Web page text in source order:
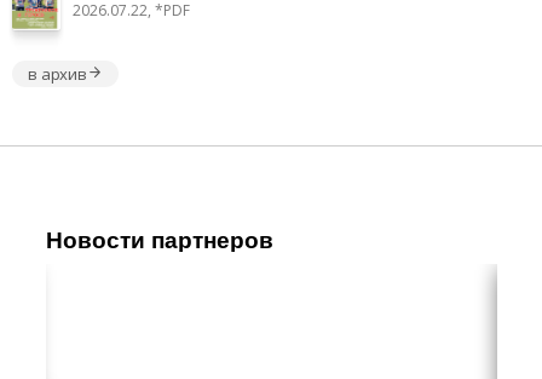
2026.07.22, *PDF
в архив
Новости партнеров